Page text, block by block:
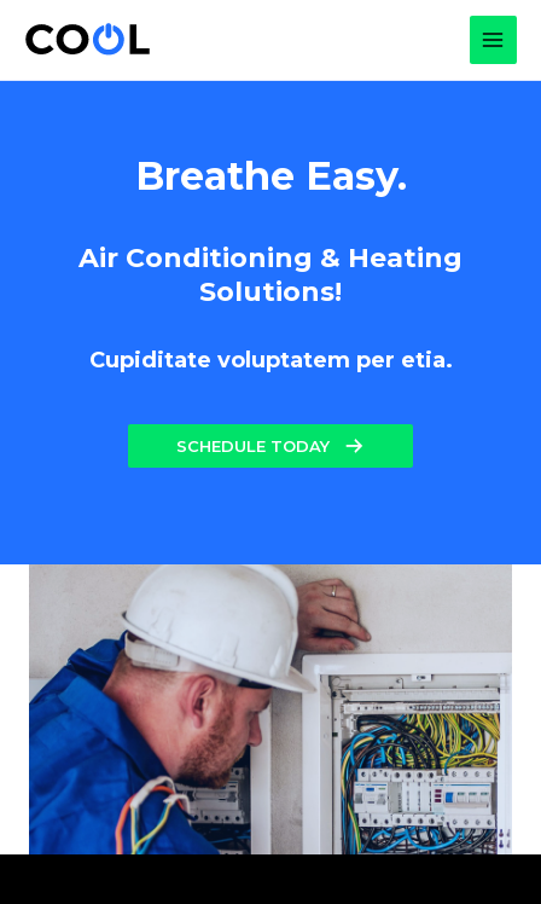
Breathe Easy.
Air Conditioning & Heating
Solutions!
Cupiditate voluptatem per etia.
SCHEDULE TODAY